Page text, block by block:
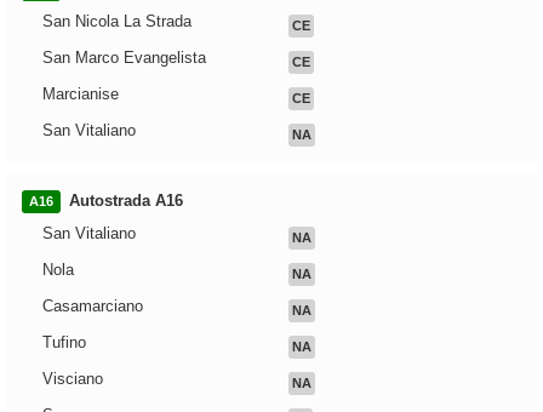
San Nicola La Strada
CE
San Marco Evangelista CE
Marcianise CE
San Vitaliano NA
A16
Autostrada A16
San Vitaliano
NA
Nola NA
Casamarciano NA
Tufino NA
Visciano NA